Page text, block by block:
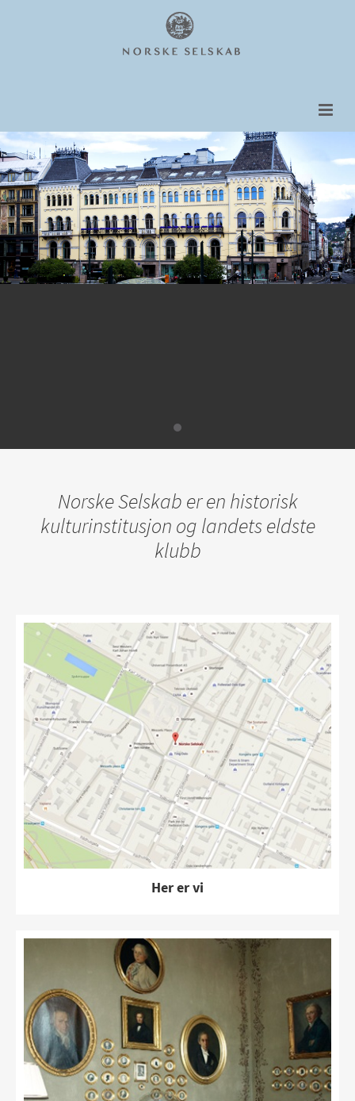
Norske Selskab er en historisk
kulturinstitusjon og landets eldste
klubb
Her er vi